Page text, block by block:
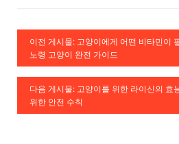
이전 게시물: 고양이에게 어떤 비타민이
노령 고양이 완전 가이드
다음 게시물: 고양이를 위한 라이신의 효
위한 안전 수칙